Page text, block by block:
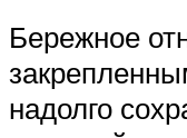
Бережное
надолго